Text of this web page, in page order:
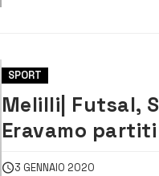
[…]...
SPORT
Melilli| Futsal,
Eravamo
ora ci crediamo
3 GENNAIO 2020